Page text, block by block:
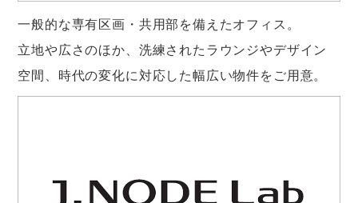
一般的な専有区画・共用部を備えたオフィス。
立地や広さのほか、洗練されたラウンジやデザイン
空間、時代の変化に対応した幅広い物件をご用意。